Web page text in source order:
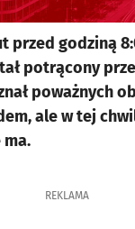
przed godziną
potrącony
poważnych
ale w tej
REKLAMA